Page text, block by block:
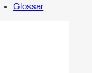
Glossar